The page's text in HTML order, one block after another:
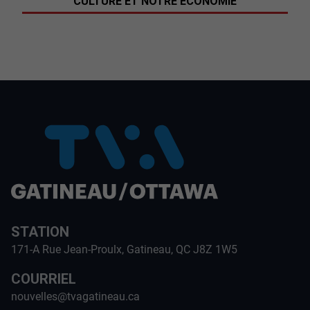
STATION
171-A Rue Jean-Proulx, Gatineau, QC J8Z 1W5
COURRIEL
nouvelles@tvagatineau.ca